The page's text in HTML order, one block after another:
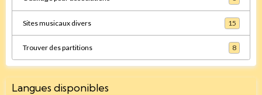
Sites musicaux divers 15
Trouver des partitions 8
Langues disponibles